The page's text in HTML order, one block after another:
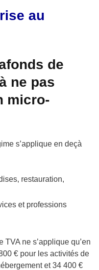
au
de
ne pas
micro-
s’applique en deçà
restauration,
et professions
ne s’applique qu’en
€ pour les activités de
et 34 400 €